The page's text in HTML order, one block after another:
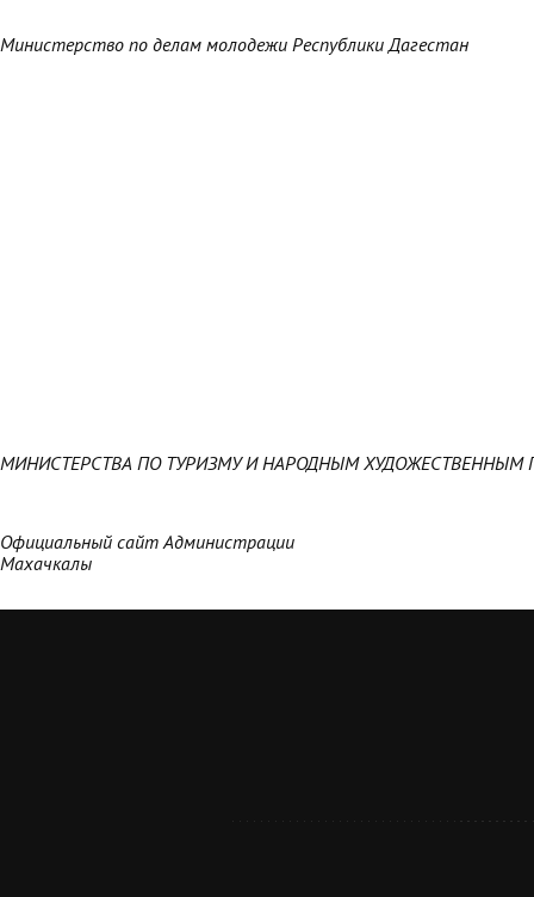
Министерство по делам молодежи Республики Дагестан
МИНИСТЕРСТВА ПО ТУРИЗМУ И НАРОДНЫМ ХУДОЖЕСТВЕННЫМ
Официальный сайт Администрации
Махачкалы